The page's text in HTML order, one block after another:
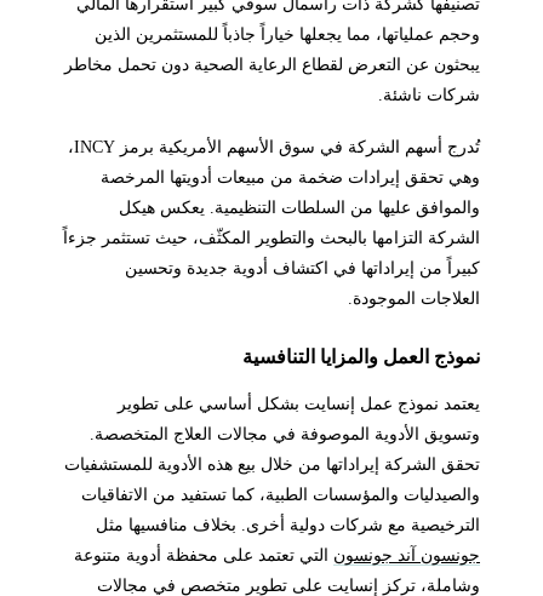
وحجم عملياتها، مما يجعلها خياراً جاذباً للمستثمرين الذين
يبحثون عن التعرض لقطاع الرعاية الصحية دون تحمل مخاطر
شركات ناشئة.
تُدرج أسهم الشركة في سوق الأسهم الأمريكية برمز INCY،
وهي تحقق إيرادات ضخمة من مبيعات أدويتها المرخصة
والموافق عليها من السلطات التنظيمية. يعكس هيكل
الشركة التزامها بالبحث والتطوير المكثّف، حيث تستثمر جزءاً
كبيراً من إيراداتها في اكتشاف أدوية جديدة وتحسين
العلاجات الموجودة.
نموذج العمل والمزايا التنافسية
يعتمد نموذج عمل إنسايت بشكل أساسي على تطوير
وتسويق الأدوية الموصوفة في مجالات العلاج المتخصصة.
تحقق الشركة إيراداتها من خلال بيع هذه الأدوية للمستشفيات
والصيدليات والمؤسسات الطبية، كما تستفيد من الاتفاقيات
الترخيصية مع شركات دولية أخرى. بخلاف منافسيها مثل
جونسون آند جونسونالتي تعتمد على محفظة أدوية متنوعة
وشاملة، تركز إنسايت على تطوير متخصص في مجالات